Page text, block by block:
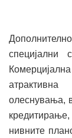
специјални
олеснувања,
нивните